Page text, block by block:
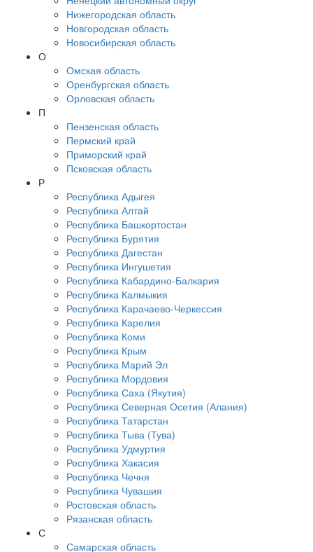
Нижегородская область
Новгородская область
Новосибирская область
О
Омская область
Оренбургская область
Орловская область
П
Пензенская область
Пермский край
Приморский край
Псковская область
Р
Республика Адыгея
Республика Алтай
Республика Башкортостан
Республика Бурятия
Республика Дагестан
Республика Ингушетия
Республика Кабардино-Балкария
Республика Калмыкия
Республика Карачаево-Черкессия
Республика Карелия
Республика Коми
Республика Крым
Республика Марий Эл
Республика Мордовия
Республика Саха (Якутия)
Республика Северная Осетия (Алания)
Республика Татарстан
Республика Тыва (Тува)
Республика Удмуртия
Республика Хакасия
Республика Чечня
Республика Чувашия
Ростовская область
Рязанская область
С
Самарская область